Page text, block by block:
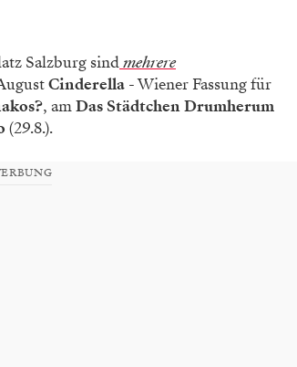
Salzburg sindmehrere
Cinderella - Wiener Fassung für
, amDas Städtchen Drumherum
(29.8.).